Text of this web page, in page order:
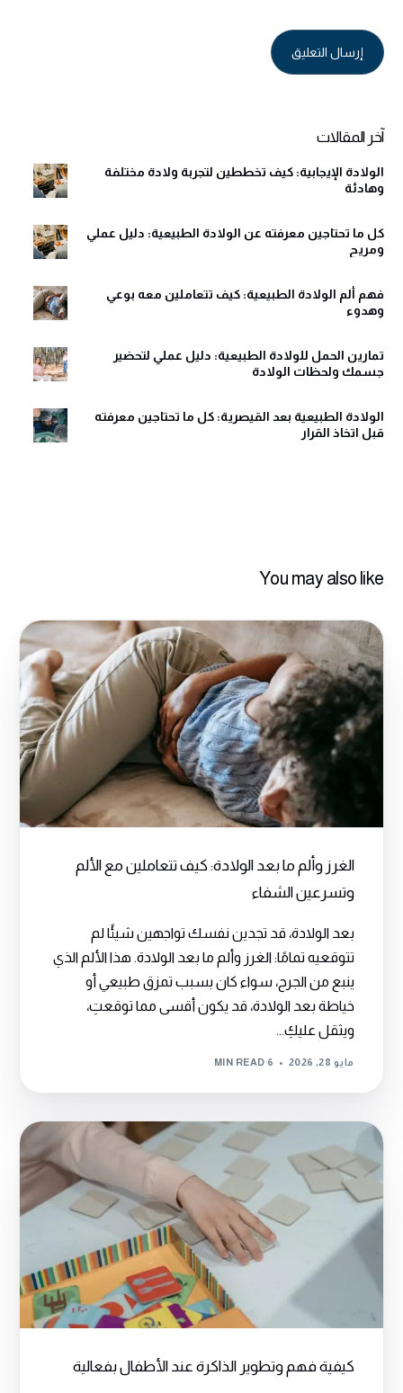
آخر المقالات
الولادة الإيجابية: كيف تخططين لتجربة ولادة مختلفة
وهادئة
كل ما تحتاجين معرفته عن الولادة الطبيعية: دليل عملي
ومريح
فهم ألم الولادة الطبيعية: كيف تتعاملين معه بوعي
وهدوء
تمارين الحمل للولادة الطبيعية: دليل عملي لتحضير
جسمك ولحظات الولادة
الولادة الطبيعية بعد القيصرية: كل ما تحتاجين معرفته
قبل اتخاذ القرار
You may also like
الغرز وألم ما بعد الولادة: كيف تتعاملين مع الألم
وتسرعين الشفاء
بعد الولادة، قد تجدين نفسك تواجهين شيئًا لم
تتوقعيه تمامًا: الغرز وألم ما بعد الولادة. هذا الألم الذي
ينبع من الجرح، سواء كان بسبب تمزق طبيعي أو
خياطة بعد الولادة، قد يكون أقسى مما توقعتِ،
ويثقل عليكِ...
مايو 28, 2026 6 MIN READ
كيفية فهم وتطوير الذاكرة عند الأطفال بفعالية